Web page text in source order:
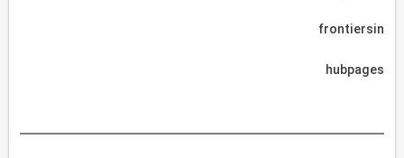
frontiersin
hubpages